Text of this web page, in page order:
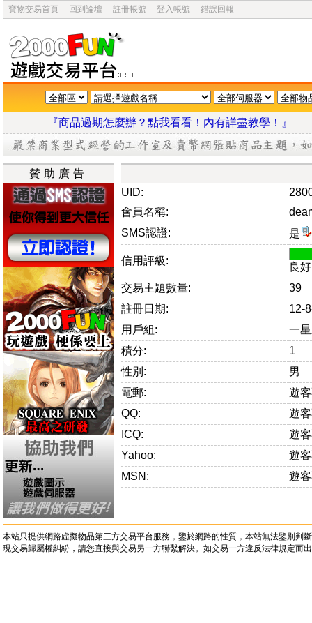
寶物交易首頁 回到論壇 註冊帳號 登入帳號 錯誤回報
『商品過期怎麼辦？點我看看！內有詳盡教學
贊助廣告
UID:
會員名稱:
SMS認證:
是
信用評級:
良
交易主題數量:
39
註冊日期:
12-
用戶組:
一
積分:
1
性別:
男
電郵:
遊
QQ:
遊
ICQ:
遊
Yahoo:
遊
MSN:
遊
本站只提供網路虛擬物品第三方交易平台服務，鑒於網路的性質，本站無法鑒別
現交易歸屬權糾紛，請您直接與交易另一方聯繫解決。如交易一方違反法律規定